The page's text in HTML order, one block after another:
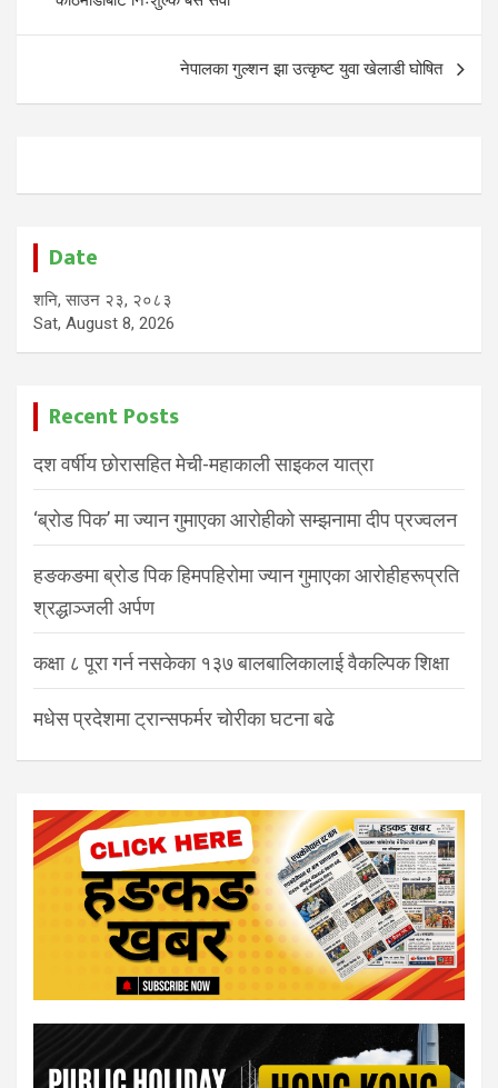
नेपालका गुल्शन झा उत्कृष्ट युवा खेलाडी घोषित
Date
शनि, साउन २३, २०८३
Sat, August 8, 2026
Recent Posts
दश वर्षीय छोरासहित मेची-महाकाली साइकल यात्रा
‘ब्रोड पिक’ मा ज्यान गुमाएका आरोहीको सम्झनामा दीप प्रज्वलन
हङकङमा ब्रोड पिक हिमपहिरोमा ज्यान गुमाएका आरोहीहरूप्रति
श्रद्धाञ्जली अर्पण
कक्षा ८ पूरा गर्न नसकेका १३७ बालबालिकालाई वैकल्पिक शिक्षा
मधेस प्रदेशमा ट्रान्सफर्मर चोरीका घटना बढे